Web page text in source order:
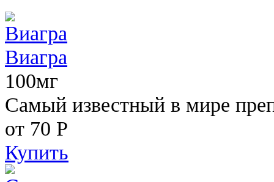
Виагра
100мг
Самый известный в мире
от 70 Р
Купить